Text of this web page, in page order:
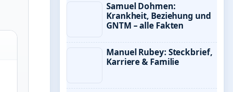
Samuel Dohmen:
Krankheit, Beziehung und
GNTM – alle Fakten
Manuel Rubey: Steckbrief,
Karriere & Familie